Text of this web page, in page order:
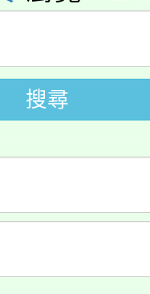
學年度第
甄選結果(
險知識
年度學生
甄選結果(
學年度第
甄選結果(
大學推廣
通分析基
搜尋